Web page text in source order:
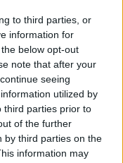
to third parties, or
information for
below opt-out
note that after your
seeing
utilized by
third parties prior to
of the further
by third parties on the
information may
di più 🤭🤭🤭🤭🤭